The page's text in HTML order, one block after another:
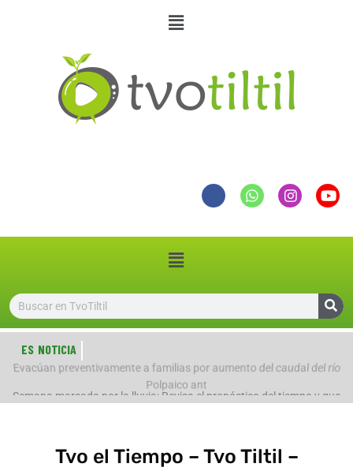
ES NOTICIA
Evacúan preventivamente a familias por aumento del caudal del río
Polpaico ant
Tvo el Tiempo – Tvo Tiltil –